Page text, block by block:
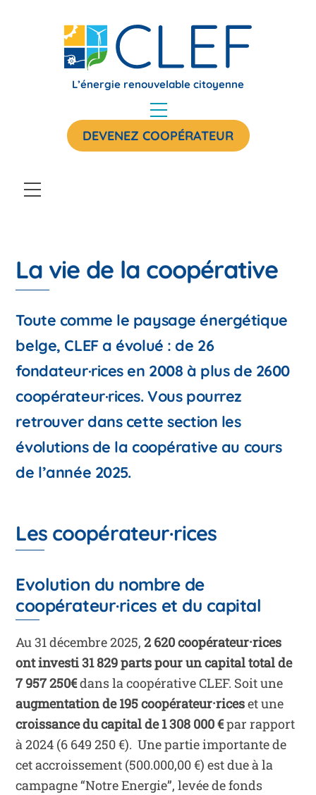
L’énergie renouvelable citoyenne
Menu
DEVENEZ COOPÉRATEUR
Menu
La vie de la coopérative
Toute comme le paysage énergétique
belge, CLEF a évolué : de 26
fondateur·rices en 2008 à plus de 2600
coopérateur·rices. Vous pourrez
retrouver dans cette section les
évolutions de la coopérative au cours
de l’année 2025.
Les coopérateur·rices
Evolution du nombre de
coopérateur·rices et du capital
Au 31 décembre 2025,2 620 coopérateur·rices
ont investi 31 829 parts pour un capital total de
7 957 250€dans la coopérative CLEF. Soit une
augmentation de 195 coopérateur·riceset une
croissance du capital de 1 308 000 €par rapport
à 2024 (6 649 250 €). Une partie importante de
cet accroissement (500.000,00 €) est due à la
campagne “Notre Energie”, levée de fonds